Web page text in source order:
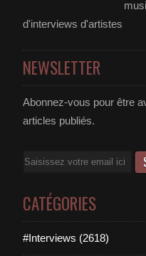
d'interviews d'artistes
NEWSLETTER
Abonnez-vous pour être
articles publiés.
Email
CATÉGORIES
#Interviews (2618)